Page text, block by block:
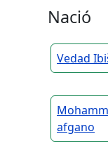
Nació
Vedad
afgano